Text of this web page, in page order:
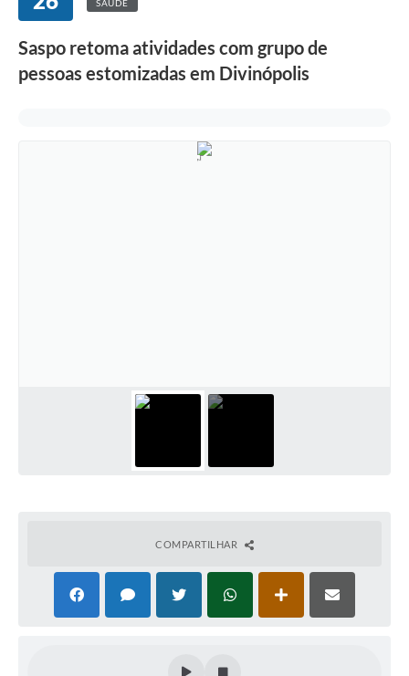
SAÚDE
Saspo retoma atividades com grupo de
pessoas estomizadas em Divinópolis
COMPARTILHAR